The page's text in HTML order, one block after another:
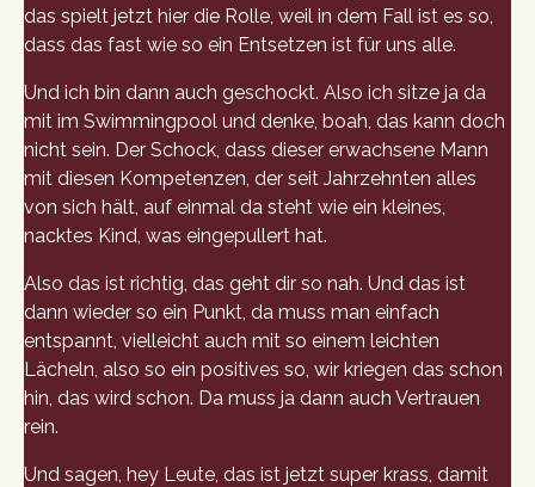
das spielt jetzt hier die Rolle, weil in dem Fall ist es so,
dass das fast wie so ein Entsetzen ist für uns alle.
Und ich bin dann auch geschockt. Also ich sitze ja da
mit im Swimmingpool und denke, boah, das kann doch
nicht sein. Der Schock, dass dieser erwachsene Mann
mit diesen Kompetenzen, der seit Jahrzehnten alles
von sich hält, auf einmal da steht wie ein kleines,
nacktes Kind, was eingepullert hat.
Also das ist richtig, das geht dir so nah. Und das ist
dann wieder so ein Punkt, da muss man einfach
entspannt, vielleicht auch mit so einem leichten
Lächeln, also so ein positives so, wir kriegen das schon
hin, das wird schon. Da muss ja dann auch Vertrauen
rein.
Und sagen, hey Leute, das ist jetzt super krass, damit